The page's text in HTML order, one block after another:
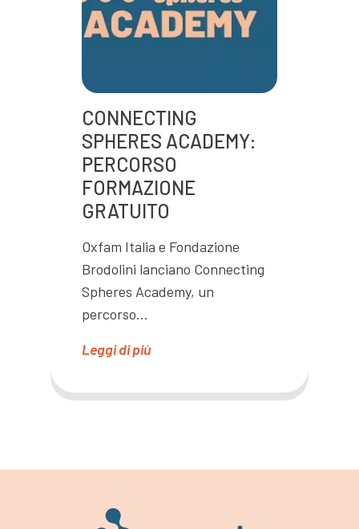
CONNECTING
SPHERES ACADEMY:
PERCORSO
FORMAZIONE
GRATUITO
Oxfam Italia e Fondazione
Brodolini lanciano Connecting
Spheres Academy, un
percorso…
Leggi di più